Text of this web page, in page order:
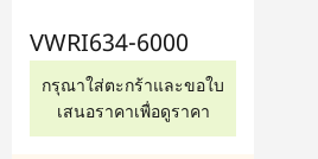
VWRI634-6000
กรุณาใส่ตะกร้าและขอใบ
เสนอราคาเพื่อดูราคา